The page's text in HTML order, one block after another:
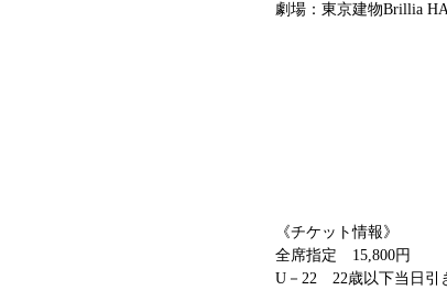
劇場：東京建物Brillia
《チケット情報》
全席指定　15,800円
U－22　22歳以下当日引